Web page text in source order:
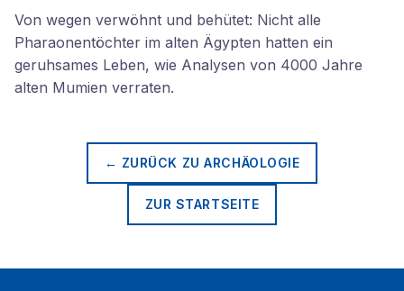
Von wegen verwöhnt und behütet: Nicht alle
Pharaonentöchter im alten Ägypten hatten ein
geruhsames Leben, wie Analysen von 4000 Jahre
alten Mumien verraten.
← ZURÜCK ZUARCHÄOLOGIE
ZUR STARTSEITE